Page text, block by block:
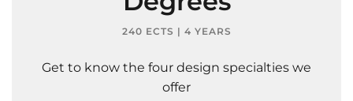
240 ECTS | 4 YEARS
Get to know the four design specialties we
offer